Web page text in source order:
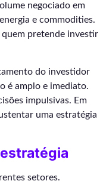
negociado em
e commodities.
quem pretende investir
do investidor
é amplo e imediato.
impulsivas. Em
uma estratégia
setores.